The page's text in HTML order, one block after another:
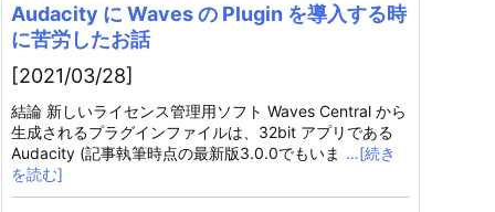
Audacity に Waves の Plugin を導入する時
に苦労したお話
[2021/03/28]
結論 新しいライセンス管理用ソフト Waves Central から
生成されるプラグインファイルは、32bit アプリである
Audacity (記事執筆時点の最新版3.0.0でもいま …[続き
を読む]